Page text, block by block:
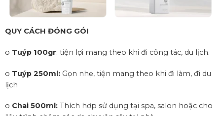
QUY CÁCH ĐÓNG GÓI
o Tuýp 100gr: tiện lợi mang theo khi đi công tác, du lịch.
o Tuýp 250ml: Gọn nhẹ, tiện mang theo khi đi làm, đi du
lịch
o Chai 500ml: Thích hợp sử dụng tại spa, salon hoặc cho